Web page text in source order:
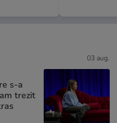
03 aug.
s-a
trezit